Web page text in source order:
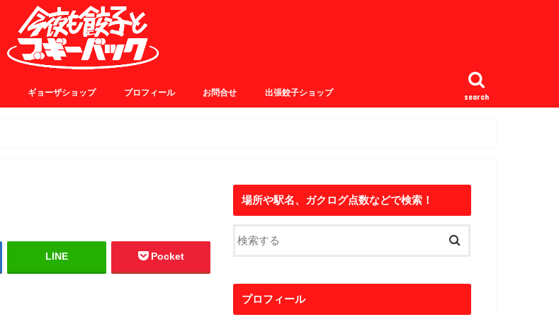
search
ギョーザショップ プロフィール お問合せ 出張餃子ショップ
LINE Pocket
場所や駅名、ガクログ点数などで検索！
プロフィール